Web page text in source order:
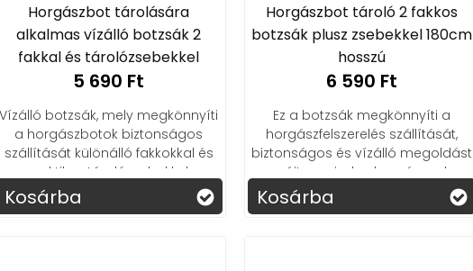
Horgászbot tárolására
alkalmas vízálló botzsák 2
fakkal és tárolózsebekkel
5 690 Ft
Vízálló botzsák, mely megkönnyíti
a horgászbotok biztonságos
szállítását különálló fakkokkal és
praktikus tárolózsebekkel.
Kosárba
Horgászbot tároló 2 fakkos
botzsák plusz zsebekkel 180cm
hosszú
6 590 Ft
Ez a botzsák megkönnyíti a
horgászfelszerelés szállítását,
biztonságos és vízálló megoldást
nyújtva minden horgásznak.
Kosárba